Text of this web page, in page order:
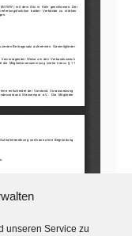
unseren Service zu